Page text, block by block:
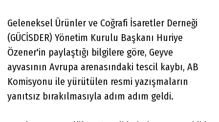
Geleneksel Ürünler ve Coğrafi İsaretler Derneği
(GÜCİSDER) Yönetim Kurulu Başkanı Huriye
Özener'in paylaştığı bilgilere göre, Geyve
ayvasının Avrupa arenasındaki tescil kaybı, AB
Komisyonu ile yürütülen resmi yazışmaların
yanıtsız bırakılmasıyla adım adım geldi.